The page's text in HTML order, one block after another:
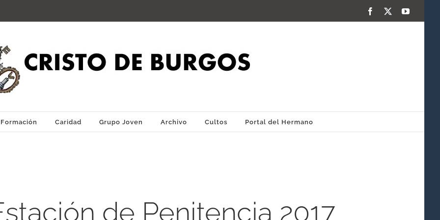
Facebook YouTube
Formación Caridad Grupo Joven Archivo Cultos Portal del Hermano
de Penitencia 2017